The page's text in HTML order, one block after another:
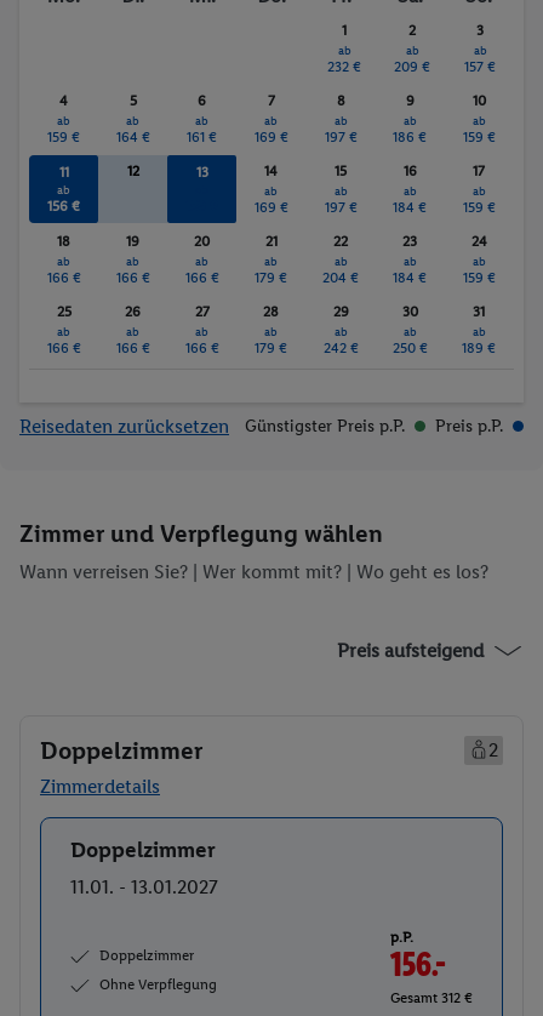
Golf
Wassersport
1
ab
232 €
2
ab
209 €
3
ab
157 €
4
ab
159 €
5
ab
164 €
6
ab
161 €
7
ab
169 €
8
ab
197 €
9
ab
186 €
10
ab
159 €
11
ab
156 €
12 13 14
ab
169 €
15
ab
197 €
16
ab
184 €
17
ab
159 €
18
ab
166 €
19
ab
166 €
20
ab
166 €
21
ab
179 €
22
ab
204 €
23
ab
184 €
24
ab
159 €
25
ab
166 €
26
ab
166 €
27
ab
166 €
28
ab
179 €
29
ab
242 €
30
ab
250 €
31
ab
189 €
Reisedaten zurücksetzen Günstigster Preis p.P. Preis p.P.
Zimmer und Verpflegung wählen
Wann verreisen Sie? | Wer kommt mit? | Wo geht es los?
Preis aufsteigend
Doppelzimmer
2
Zimmerdetails
Buchen
Doppelzimmer
11.01. - 13.01.2027
Doppelzimmer
Ohne Verpflegung
p.P.
156.-
Gesamt 312 €